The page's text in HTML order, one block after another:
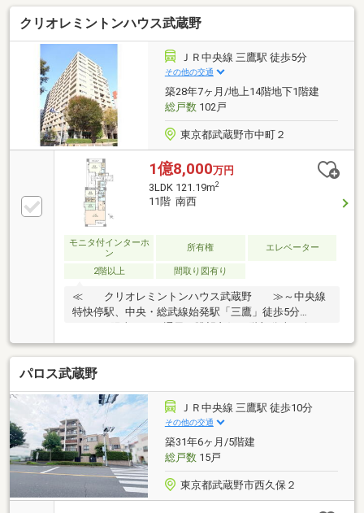
線「井の頭公園駅」駅徒歩14分。ご見学希望・資料請
求・ご質問は、担当『野村』までお気軽にお問合せく
ださい。
クリオレミントンハウス武蔵野
ＪＲ中央線 三鷹駅 徒歩5分
その他の交通
築28年7ヶ月/地上14階地下1階建
総戸数102戸
東京都武蔵野市中町２
1億8,000万円
3LDK 121.19m2
11階 南西
モニタ付インターホ
ン
所有権 エレベーター
2階以上 間取り図有り
≪ クリオレミントンハウス武蔵野 ≫～中央線
特快停駅、中央・総武線始発駅「三鷹」徒歩5分
～ ■陽当たり、通風、眺望良好11階部分南西向
き、かつ角住戸のため、陽当たりや風通し、眺望に優
れます。窓が多い点も特長です。■和室お子様の遊び
スペース、客間、趣味部屋など、多目的にご利用いた
だけます。■広々した居室約8.0帖、約10.4帖の洋室が
あり、収納にも優れています。廊下や玄関の収納も充
実しています。
パロス武蔵野
ＪＲ中央線 三鷹駅 徒歩10分
その他の交通
築31年6ヶ月/5階建
総戸数15戸
東京都武蔵野市西久保２